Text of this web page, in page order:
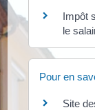
Impôt
le
Pour en
Site